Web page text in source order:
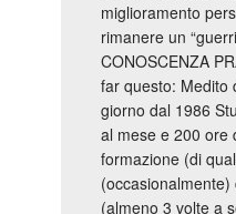
miglioramento
rimanere un
CONOSCENZA
far questo: Medito
giorno dal 1986
al mese e 200 ore
formazione (di
(almeno 3 volte a